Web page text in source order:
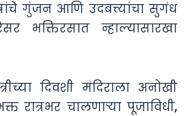
गुंजन आणि उदबत्त्यांचा सुगंध
भक्तिरसात न्हाल्यासारखा
दिवशी मंदिराला अनोखी
रात्रभर चालणाऱ्या पूजाविधी,